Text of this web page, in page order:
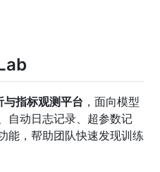
与指标观测平台 ，面向模型
自动日志记录、超参数记
能，帮助团队快速发现训练